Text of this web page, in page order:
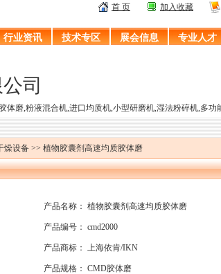
首 页 加入收藏
行业资讯 技术专区 展会信息 专业人才
司
体磨,粉液混合机,进口均质机,小型研磨机,湿法粉碎机,多
设备 >> 植物胶囊剂高速均质胶体磨
产品名称： 植物胶囊剂高速均质胶体磨
产品编号： cmd2000
产品商标： 上海依肯/IKN
产品规格： CMD胶体磨